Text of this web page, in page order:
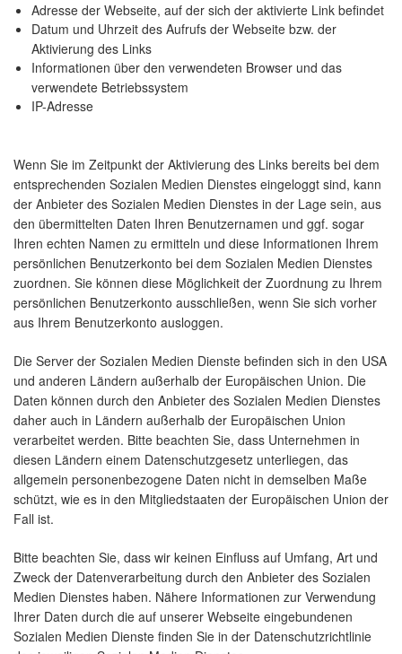
Adresse der Webseite, auf der sich der aktivierte Link befindet
Datum und Uhrzeit des Aufrufs der Webseite bzw. der
Aktivierung des Links
Informationen über den verwendeten Browser und das
verwendete Betriebssystem
IP-Adresse
Wenn Sie im Zeitpunkt der Aktivierung des Links bereits bei dem
entsprechenden Sozialen Medien Dienstes eingeloggt sind, kann
der Anbieter des Sozialen Medien Dienstes in der Lage sein, aus
den übermittelten Daten Ihren Benutzernamen und ggf. sogar
Ihren echten Namen zu ermitteln und diese Informationen Ihrem
persönlichen Benutzerkonto bei dem Sozialen Medien Dienstes
zuordnen. Sie können diese Möglichkeit der Zuordnung zu Ihrem
persönlichen Benutzerkonto ausschließen, wenn Sie sich vorher
aus Ihrem Benutzerkonto ausloggen.
Die Server der Sozialen Medien Dienste befinden sich in den USA
und anderen Ländern außerhalb der Europäischen Union. Die
Daten können durch den Anbieter des Sozialen Medien Dienstes
daher auch in Ländern außerhalb der Europäischen Union
verarbeitet werden. Bitte beachten Sie, dass Unternehmen in
diesen Ländern einem Datenschutzgesetz unterliegen, das
allgemein personenbezogene Daten nicht in demselben Maße
schützt, wie es in den Mitgliedstaaten der Europäischen Union der
Fall ist.
Bitte beachten Sie, dass wir keinen Einfluss auf Umfang, Art und
Zweck der Datenverarbeitung durch den Anbieter des Sozialen
Medien Dienstes haben. Nähere Informationen zur Verwendung
Ihrer Daten durch die auf unserer Webseite eingebundenen
Sozialen Medien Dienste finden Sie in der Datenschutzrichtlinie